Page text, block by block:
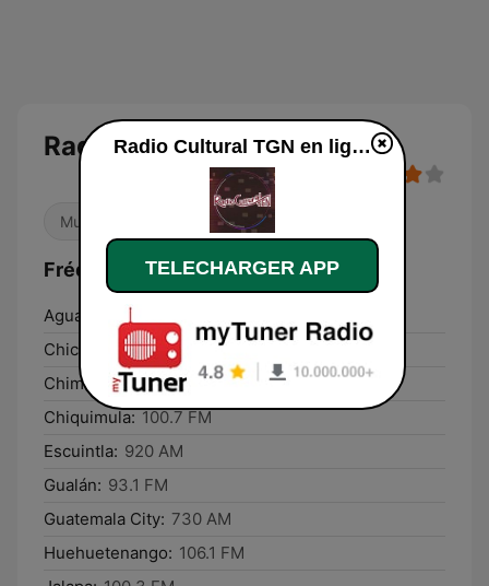
Radio Cultural TGN
Musique chrétienne Gospel
Fréquences Radio Cultural TGN:
Aguacatán:
Chichicastenango:
104.7 FM
Chimaltenango: 100.3 FM
Chiquimula: 100.7 FM
Escuintla: 920 AM
Gualán: 93.1 FM
Guatemala City: 730 AM
Huehuetenango: 106.1 FM
Radio Cultural TGN en ligne
TELECHARGER APP